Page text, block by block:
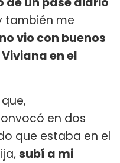
también me
vio con buenos
en el
en dos
que estaba en el
subí a mi